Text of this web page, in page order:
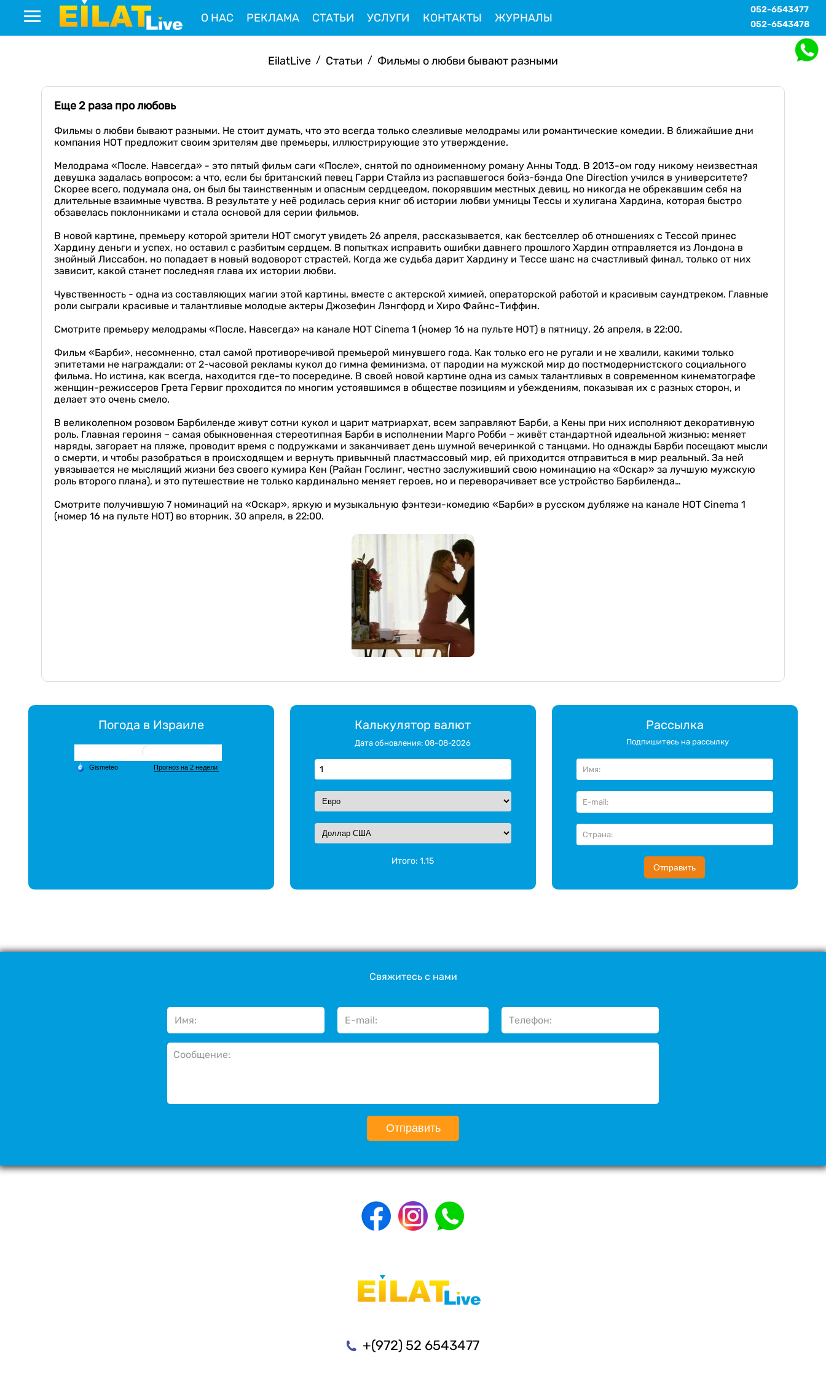
О НАС РЕКЛАМА СТАТЬИ УСЛУГИ КОНТАКТЫ ЖУРНАЛЫ
052-6543477
052-6543478
EilatLive / Статьи / Фильмы о любви бывают разными
Еще 2 раза про любовь
Фильмы о любви бывают разными. Не стоит думать, что это всегда только слезливые мелодрамы или романтические комедии. В ближайшие дни
компания НОТ предложит своим зрителям две премьеры, иллюстрирующие это утверждение.
Мелодрама «После. Навсегда» - это пятый фильм саги «После», снятой по одноименному роману Анны Тодд. В 2013-ом году никому неизвестная
девушка задалась вопросом: а что, если бы британский певец Гарри Стайлз из распавшегося бойз-бэнда One Direction учился в университете?
Скорее всего, подумала она, он был бы таинственным и опасным сердцеедом, покорявшим местных девиц, но никогда не обрекавшим себя на
длительные взаимные чувства. В результате у неё родилась серия книг об истории любви умницы Тессы и хулигана Хардина, которая быстро
обзавелась поклонниками и стала основой для серии фильмов.
В новой картине, премьеру которой зрители НОТ смогут увидеть 26 апреля, рассказывается, как бестселлер об отношениях с Тессой принес
Хардину деньги и успех, но оставил с разбитым сердцем. В попытках исправить ошибки давнего прошлого Хардин отправляется из Лондона в
знойный Лиссабон, но попадает в новый водоворот страстей. Когда же судьба дарит Хардину и Тессе шанс на счастливый финал, только от них
зависит, какой станет последняя глава их истории любви.
Чувственность - одна из составляющих магии этой картины, вместе с актерской химией, операторской работой и красивым саундтреком. Главные
роли сыграли красивые и талантливые молодые актеры Джозефин Лэнгфорд и Хиро Файнс-Тиффин.
Смотрите премьеру мелодрамы «После. Навсегда» на канале HOT Cinema 1 (номер 16 на пульте НОТ) в пятницу, 26 апреля, в 22:00.
Фильм «Барби», несомненно, стал самой противоречивой премьерой минувшего года. Как только его не ругали и не хвалили, какими только
эпитетами не награждали: от 2-часовой рекламы кукол до гимна феминизма, от пародии на мужской мир до постмодернистского социального
фильма. Но истина, как всегда, находится где-то посередине. В своей новой картине одна из самых талантливых в современном кинематографе
женщин-режиссеров Грета Гервиг проходится по многим устоявшимся в обществе позициям и убеждениям, показывая их с разных сторон, и
делает это очень смело.
В великолепном розовом Барбиленде живут сотни кукол и царит матриархат, всем заправляют Барби, а Кены при них исполняют декоративную
роль. Главная героиня – самая обыкновенная стереотипная Барби в исполнении Марго Робби – живёт стандартной идеальной жизнью: меняет
наряды, загорает на пляже, проводит время с подружками и заканчивает день шумной вечеринкой с танцами. Но однажды Барби посещают мысли
о смерти, и чтобы разобраться в происходящем и вернуть привычный пластмассовый мир, ей приходится отправиться в мир реальный. За ней
увязывается не мыслящий жизни без своего кумира Кен (Райан Гослинг, честно заслуживший свою номинацию на «Оскар» за лучшую мужскую
роль второго плана), и это путешествие не только кардинально меняет героев, но и переворачивает все устройство Барбиленда…
Смотрите получившую 7 номинаций на «Оскар», яркую и музыкальную фэнтези-комедию «Барби» в русском дубляже на канале HOT Cinema 1
(номер 16 на пульте НОТ) во вторник, 30 апреля, в 22:00.
Погода в Израиле Калькулятор валют
Дата обновления: 08-08-2026
Итого:1.15
Рассылка
Подпишитесь на рассылку
Отправить
Свяжитесь с нами
Отправить
+(972) 52 6543477